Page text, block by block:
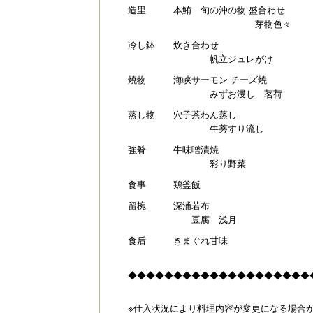
造里 本鮪 旬の沖の物 盛合わせ
芽物色々
冷し鉢 炊き合わせ
帆立ジュレがけ
焼物 海峡サーモン チーズ焼
みずお浸し 茗荷
蒸し物 穴子茶わん蒸し
牛蒡すり流し
強肴 牛味噌漬焼
彩り野菜
食事 鶏釜飯
留椀 深浦若布
豆腐 浅月
食后 きまぐれ甘味
※仕入状況により料理内容が変更になる場合が